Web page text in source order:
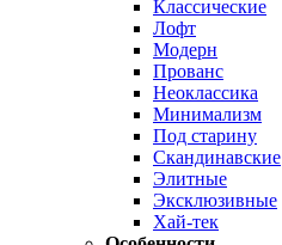
Классические
Лофт
Модерн
Прованс
Неоклассика
Минимализм
Под старину
Скандинавские
Элитные
Эксклюзивные
Хай-тек